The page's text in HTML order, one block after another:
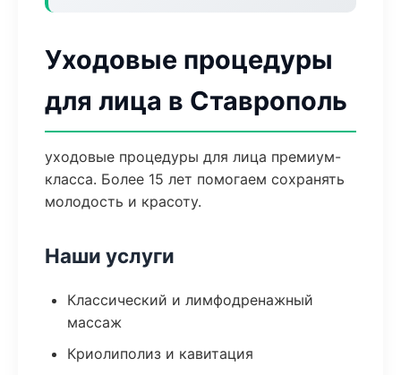
Уходовые процедуры
для лица в Ставрополь
уходовые процедуры для лица премиум-
класса. Более 15 лет помогаем сохранять
молодость и красоту.
Наши услуги
Классический и лимфодренажный
массаж
Криолиполиз и кавитация